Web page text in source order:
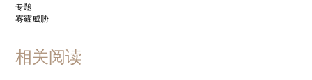
专题
雾霾威胁
相关阅读